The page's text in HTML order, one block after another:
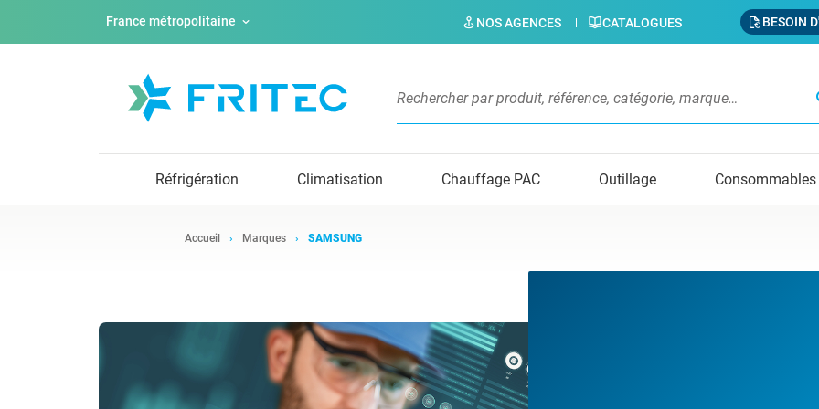
France métropolitaine NOS AGENCES CATALOGUES BESOIN
Réfrigération Climatisation Chauffage PAC Outillage Consommables
Accueil Marques SAMSUNG